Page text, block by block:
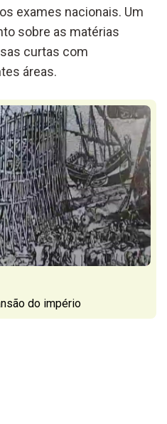
exames nacionais. Um
sobre as matérias
curtas com
áreas.
do império